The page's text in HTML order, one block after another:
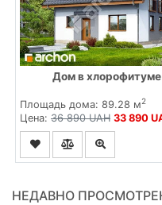
Дом в хлорофитуме
Площадь дома: 89.28 м2
Цена: 36 890 UAH 33 890
НЕДАВНО